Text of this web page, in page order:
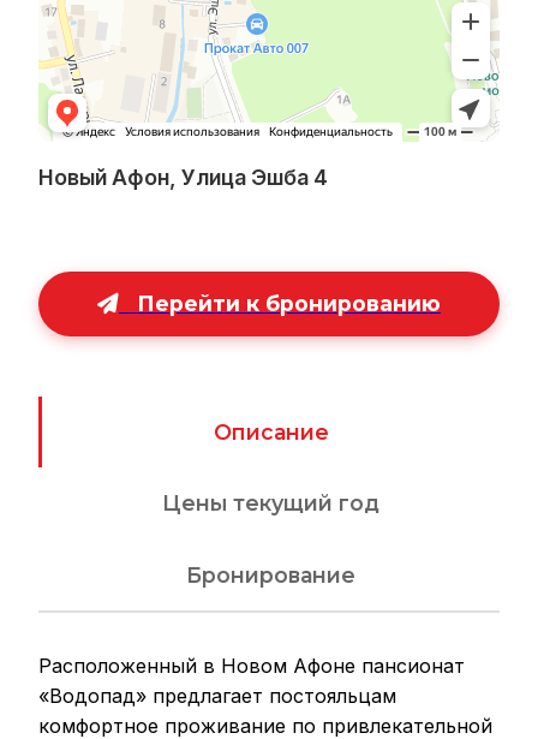
Новый Афон, Улица Эшба 4
Перейти к бронированию
Описание
Цены текущий год
Бронирование
Расположенный в Новом Афоне пансионат
«Водопад» предлагает постояльцам
комфортное проживание по привлекательной